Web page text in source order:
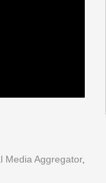
Media Aggregator,